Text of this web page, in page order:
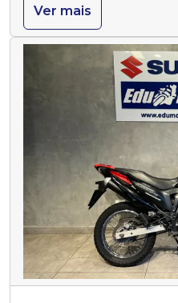
Ver mais